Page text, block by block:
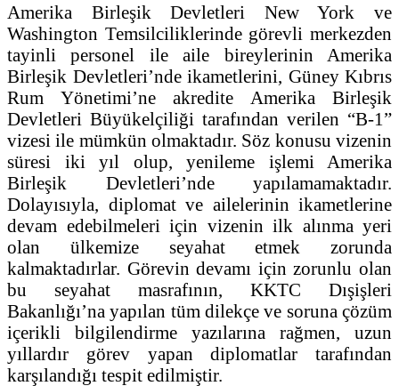
Amerika Birleşik Devletleri New York ve
Washington Temsilciliklerinde görevli merkezden
tayinli personel ile aile bireylerinin Amerika
Birleşik Devletleri’nde ikametlerini, Güney Kıbrıs
Rum Yönetimi’ne akredite Amerika Birleşik
Devletleri Büyükelçiliği tarafından verilen “B-1”
vizesi ile mümkün olmaktadır. Söz konusu vizenin
süresi iki yıl olup, yenileme işlemi Amerika
Birleşik Devletleri’nde yapılamamaktadır.
Dolayısıyla, diplomat ve ailelerinin ikametlerine
devam edebilmeleri için vizenin ilk alınma yeri
olan ülkemize seyahat etmek zorunda
kalmaktadırlar. Görevin devamı için zorunlu olan
bu seyahat masrafının, KKTC Dışişleri
Bakanlığı’na yapılan tüm dilekçe ve soruna çözüm
içerikli bilgilendirme yazılarına rağmen, uzun
yıllardır görev yapan diplomatlar tarafından
karşılandığı tespit edilmiştir.